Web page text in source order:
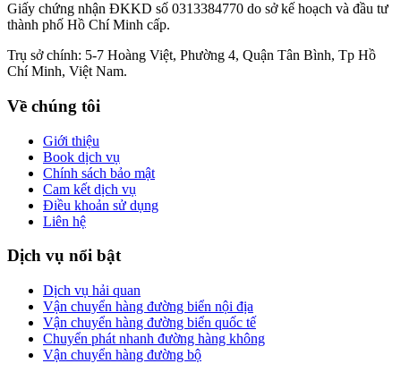
Giấy chứng nhận ĐKKD số 0313384770 do sở kế hoạch và đầu tư
thành phố Hồ Chí Minh cấp.
Trụ sở chính: 5-7 Hoàng Việt, Phường 4, Quận Tân Bình, Tp Hồ
Chí Minh, Việt Nam.
Về chúng tôi
Giới thiệu
Book dịch vụ
Chính sách bảo mật
Cam kết dịch vụ
Điều khoản sử dụng
Liên hệ
Dịch vụ nổi bật
Dịch vụ hải quan
Vận chuyển hàng đường biển nội địa
Vận chuyển hàng đường biển quốc tế
Chuyển phát nhanh đường hàng không
Vận chuyển hàng đường bộ